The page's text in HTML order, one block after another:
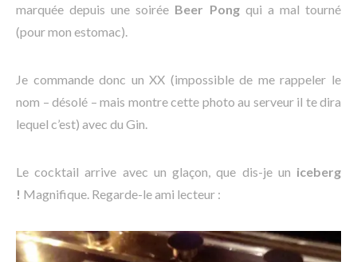
marquée depuis une soirée Beer Pongqui a mal tourné
(pour mon estomac).
Je commande donc un XX (impossible de me rappeler le
nom – désolé – mais montre cette photo au serveur il te dira
lequel c’est) avec du Gin.
Le cocktail arrive avec un glaçon, que dis-je un iceberg
! Magnifique. Regarde-le ami lecteur :